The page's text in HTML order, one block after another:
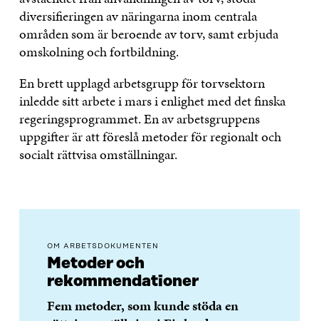
diversifieringen av näringarna inom centrala
områden som är beroende av torv, samt erbjuda
omskolning och fortbildning.
En brett upplagd arbetsgrupp för torvsektorn
inledde sitt arbete i mars i enlighet med det finska
regeringsprogrammet. En av arbetsgruppens
uppgifter är att föreslå metoder för regionalt och
socialt rättvisa omställningar.
OM ARBETSDOKUMENTEN
Metoder och
rekommendationer
Fem metoder, som kunde stöda en